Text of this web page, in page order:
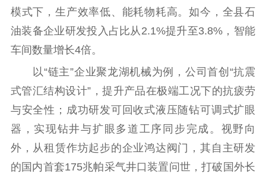
模式下，生产效率低、能耗物耗高。如今，全县石
油装备企业研发投入占比从2.1%提升至3.8%，智能
车间数量增长4倍。
以“链主”企业聚龙湖机械为例，公司首创“抗震
式管汇结构设计”，提升产品在极端工况下的抗疲劳
与安全性；成功研发可回收式液压随钻可调式扩眼
器，实现钻井与扩眼多道工序同步完成。视野向
外，从租赁作坊起步的企业鸿达阀门，其自主研发
的国内首套175兆帕采气井口装置问世，打破国外长